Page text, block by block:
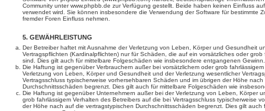
Community unter www.phpbb.de zur Verfügung gestellt. Beide haben keinen Einfluss
verwendet wird. Sie können insbesondere die Verwendung der Software für bestimmte
fremder Foren Einfluss nehmen.
5. GEWÄHRLEISTUNG
Der Betreiber haftet mit Ausnahme der Verletzung von Leben, Körper und Gesundheit
Vertragspflichten (Kardinalpflichten) nur für Schäden, die auf ein vorsätzliches oder
sind. Dies gilt auch für mittelbare Folgeschäden wie insbesondere entgangenen Gewinn.
Die Haftung ist gegenüber Verbrauchern außer bei vorsätzlichem oder grob
Verletzung von Leben, Körper und Gesundheit und der Verletzung wesentlicher
Vertragsschluss typischerweise vorhersehbaren Schäden und im übrigen der Höhe
Durchschnittsschäden begrenzt. Dies gilt auch für mittelbare Folgeschäden wie
Die Haftung ist gegenüber Unternehmern außer bei der Verletzung von Leben, Körper
grob fahrlässigem Verhalten des Betreibers auf die bei Vertragsschluss typischerweise
der Höhe nach auf die vertragstypischen Durchschnittsschäden begrenzt. Dies gilt